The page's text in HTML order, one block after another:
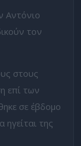
Αντόνιο
τον
στους
επί των
σε έβδομο
ηγείται της